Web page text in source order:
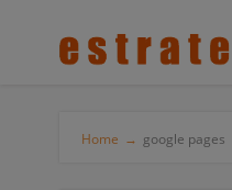
Home → google pages